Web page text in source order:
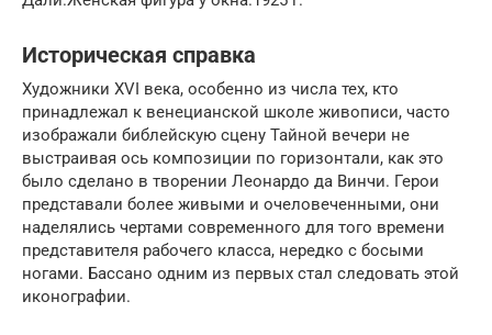
Историческая справка
Художники XVI века, особенно из числа тех, кто
принадлежал к венецианской школе живописи, часто
изображали библейскую сцену Тайной вечери не
выстраивая ось композиции по горизонтали, как это
было сделано в творении Леонардо да Винчи. Герои
представали более живыми и очеловеченными, они
наделялись чертами современного для того времени
представителя рабочего класса, нередко с босыми
ногами. Бассано одним из первых стал следовать этой
иконографии.